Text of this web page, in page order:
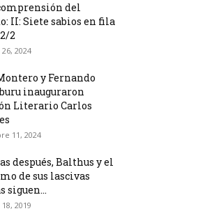
del
II: Siete sabios en fila
2
2024
y Fernando
inauguraron
Literario Carlos
11, 2024
después, Balthus y el
de sus lascivas
siguen...
2019